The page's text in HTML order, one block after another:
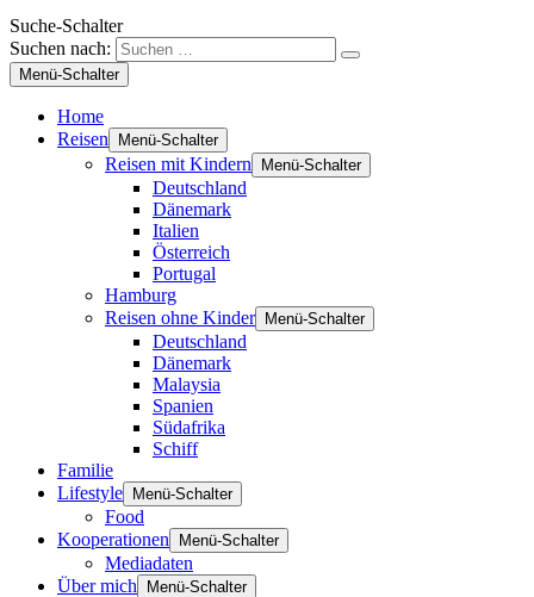
Suche-Schalter
Suchen nach:
Menü-Schalter
Home
Reisen
Menü-Schalter
Reisen mit Kindern Menü-Schalter
Deutschland
Dänemark
Italien
Österreich
Portugal
Hamburg
Reisen ohne Kinder
Menü-Schalter
Deutschland
Dänemark
Malaysia
Spanien
Südafrika
Schiff
Familie
Lifestyle
Menü-Schalter
Food
Kooperationen
Menü-Schalter
Mediadaten
Über mich
Menü-Schalter